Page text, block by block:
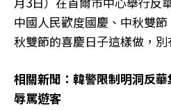
中國人民歡度國慶、中秋雙
秋雙節的喜慶日子這樣做，別
相關新聞： 韓警限制明洞反
辱罵遊客